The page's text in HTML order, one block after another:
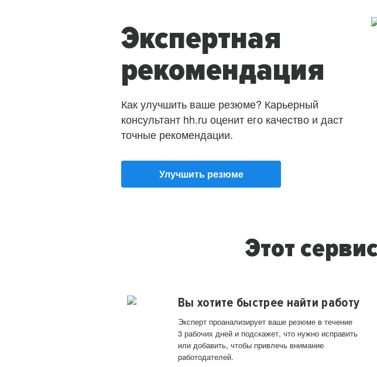
Экспертная
рекомендация
Как улучшить ваше резюме? Карьерный
консультант hh.ru оценит его качество и даст
точные рекомендации.
Улучшить резюме
Этот
Вы хотите быстрее найти работу
Эксперт проанализирует ваше резюме в течение
3 рабочих дней и подскажет, что нужно исправить
или добавить, чтобы привлечь внимание
работодателей.